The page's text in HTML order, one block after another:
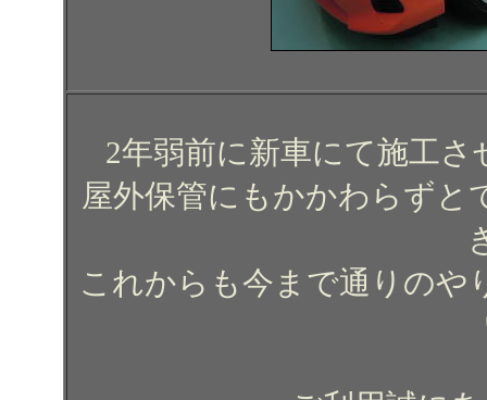
2年弱前に新車にて施工
屋外保管にもかかわらずと
これからも今まで通りのや